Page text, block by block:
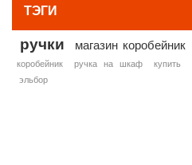
ТЭГИ
ручки магазин коробейник
коробейник
ручка на шкаф купить
эльбор